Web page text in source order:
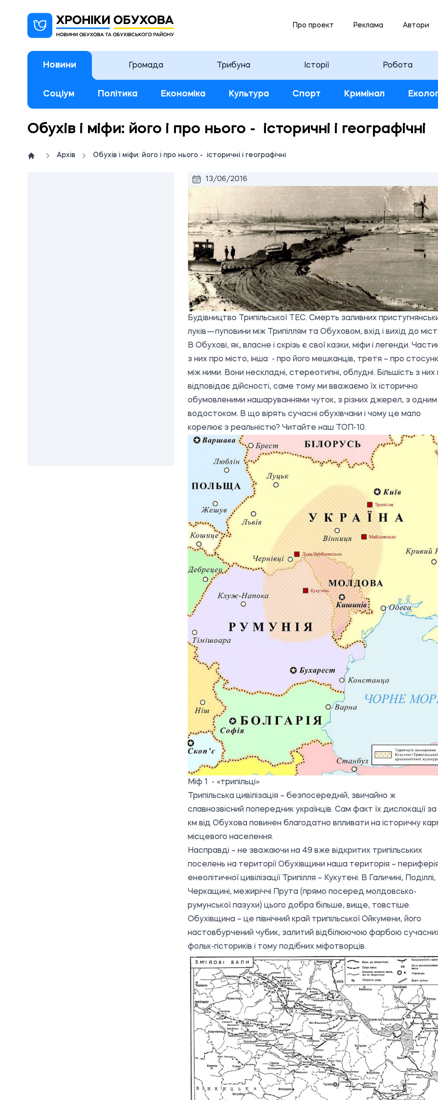
Про проект Реклама Автори
Новини Громада Трибуна Історії Робота
Соціум Політика Економіка Культура Спорт Кримінал
Обухів і міфи: його і про нього - історичні і географічні
Архів Обухів і міфи: його і про нього - історичні і географічні
13/06/2016
Будівництво Трипільської ТЕС. Смерть заливних
луків — пуповини між Трипіллям та Обуховом, вхід і вихід до
В Обухові, як, власне і скрізь є свої казки, міфи і легенди.
з них про місто, інша - про його мешканців, третя – про
між ними. Вони нескладні, стереотипні, облудні. Більшість з них
відповідає дійсності, саме тому ми вважаємо їх історично
обумовленими нашаруваннями чуток, з різних джерел, з одним
водостоком. В що вірять сучасні обухівчани і чому це мало
корелює з реальністю? Читайте наш ТОП-10.
Міф 1 - «трипільці»
Трипільська цивілізація – безпосередній, звичайно ж
славнозвісний попередник українців. Сам факт їх дислокації
км від Обухова повинен благодатно впливати на історичну
місцевого населення.
Насправді – не зважаючи на 49 вже відкритих трипільських
поселень на території Обухівщини наша територія –
енеолітичної цивілізації Трипілля – Кукутені. В Галичині, Поділлі,
Черкащині, межиріччі Прута (прямо посеред молдовсько-
румунської пазухи) цього добра більше, вище, товстіше.
Обухівщина – це північний край трипільської Ойкумени, його
настовбурчений чубик, залитий відбілюючою фарбою
фольк-гісториків і тому подібних міфотворців.